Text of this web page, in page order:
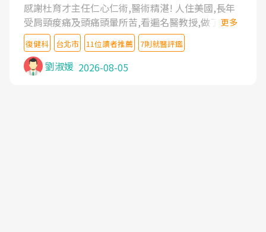
感謝杜育才主任仁心仁術,醫術精湛! 人住美國,長年
受肩頸痠痛及頭痛頭暈所苦,看遍名醫教授,做了各種
檢查,也嘗試過西醫打針,中醫針灸及物理徒手治療都
沒有用,後來連吃到嗎啡類止痛藥都效果有限,只是壓
症狀,沒多久就痛起來,多年失眠嚴重影響生活品質.
台灣親友介紹忠孝醫院杜育才主任是頸頭症候群專
更多
復健科 台北市 11位讀者推薦 7則就醫評鑑
劉淑媛 2026-08-05